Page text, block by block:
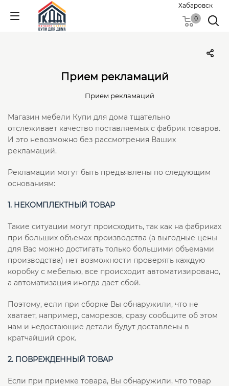
Хабаровск
0
Прием рекламаций
Прием рекламаций
Магазин мебели Купи для дома тщательно
отслеживает качество поставляемых с фабрик товаров.
И это невозможно без рассмотрения Ваших
рекламаций.
Рекламации могут быть предъявлены по следующим
основаниям:
1. НЕКОМПЛЕКТНЫЙ ТОВАР
Такие ситуации могут происходить, так как на фабриках
при больших объемах производства (а выгодные цены
для Вас можно достигать только большими объемами
производства) нет возможности проверять каждую
коробку с мебелью, все происходит автоматизировано,
а автоматизация иногда дает сбой.
Поэтому, если при сборке Вы обнаружили, что не
хватает, например, саморезов, сразу сообщите об этом
нам и недостающие детали будут доставлены в
кратчайший срок.
2. ПОВРЕЖДЕННЫЙ ТОВАР
Если при приемке товара, Вы обнаружили, что товар